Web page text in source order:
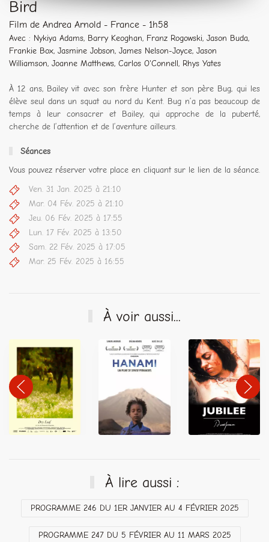
Bird
Film de Andrea Arnold - France - 1h58
Avec : Nykiya Adams, Barry Keoghan, Franz Rogowski, Jason Buda,
Frankie Box, Jasmine Jobson, James Nelson-Joyce, Jason
Williamson, Joanne Matthews, Carlos O'Connell, Rhys Yates
À 12 ans, Bailey vit avec son frère Hunter et son père Bug, qui les
élève seul dans un squat au nord du Kent. Bug n’a pas beaucoup de
temps à leur consacrer et Bailey, qui approche de la puberté,
cherche de l’attention et de l’aventure ailleurs.
Séances
Vous pouvez réserver votre place en cliquant sur le lien de la séance.
Ven. 31 Jan. 2025 à 21:10
Mar. 04 Fév. 2025 à 21:10
Jeu. 06 Fév. 2025 à 17:55
Lun. 17 Fév. 2025 à 13:50
Sam. 22 Fév. 2025 à 17:05
Mar. 25 Fév. 2025 à 16:55
À voir aussi...
À lire aussi :
PROGRAMME 246 DU 1ER JANVIER AU 4 FÉVRIER 2025
PROGRAMME 247 DU 5 FÉVRIER AU 11 MARS 2025